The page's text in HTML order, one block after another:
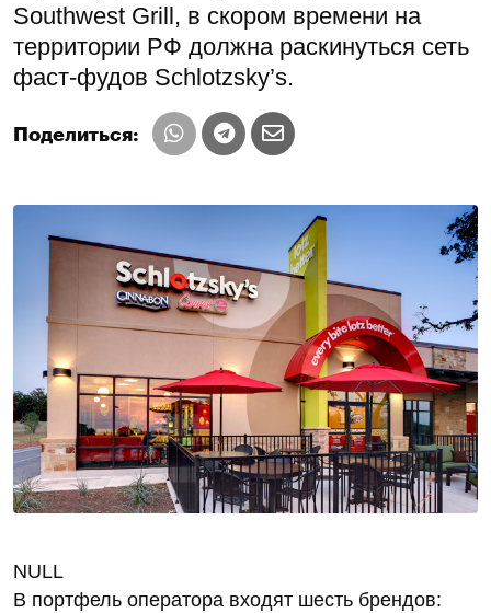
Southwest Grill, в скором времени на
территории РФ должна раскинуться сеть
фаст-фудов Schlotzsky’s.
Поделиться:
NULL
В портфель оператора входят шесть брендов: